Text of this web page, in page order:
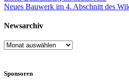
Neues Bauwerk im 4. Abschnitt des
Newsarchiv
Newsarchiv
Sponsoren